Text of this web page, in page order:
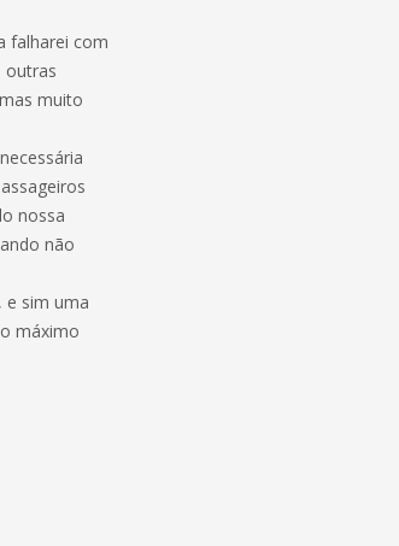
falharei com
outras
muito
nossa
não
e sim uma
máximo